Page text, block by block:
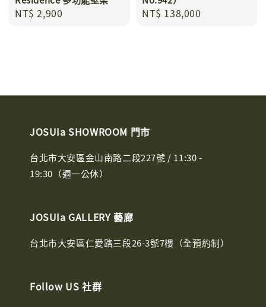
Regular
NT$ 2,900
Regular
NT$ 138,000
JOSUIa SHOWROOM 門市
台北市大安區金山南路二段227號 / 11:30 -
19:30（週一公休）
JOSUIa GALLERY 藝廊
台北市大安區仁愛路三段26-3號7樓（全預約制）
Follow US 社群